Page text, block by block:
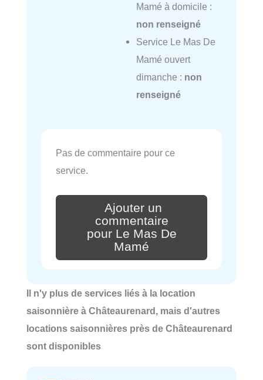
Mamé à domicile :
non renseigné
Service Le Mas De
Mamé ouvert
dimanche : non
renseigné
Pas de commentaire pour ce
service.
Ajouter un
commentaire
pour Le Mas De
Mamé
Il n'y plus de services liés à la location
saisonnière à Châteaurenard, mais d'autres
locations saisonnières près de Châteaurenard
sont disponibles